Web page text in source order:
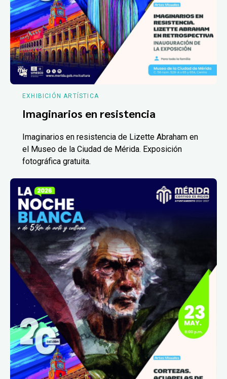
EXHIBICIÓN ARTÍSTICA
Imaginarios en resistencia
Imaginarios en resistencia de Lizette Abraham en
el Museo de la Ciudad de Mérida. Exposición
fotográfica gratuita.